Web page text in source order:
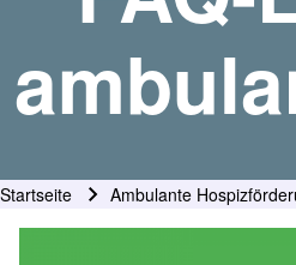
Pfadnavigation
Startseite Ambulante